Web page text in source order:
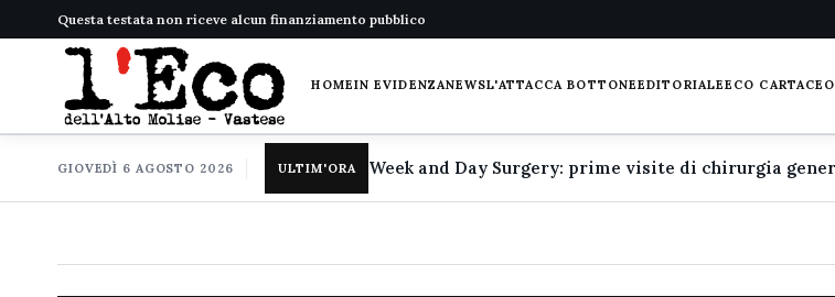
Questa testata non riceve alcun finanziamento pubblico
HOMEIN EVIDENZANEWSL'ATTACCA BOTTONEEDITORIALEECO CARTACEO
GIOVEDÌ 6 AGOSTO 2026 ULTIM'ORA